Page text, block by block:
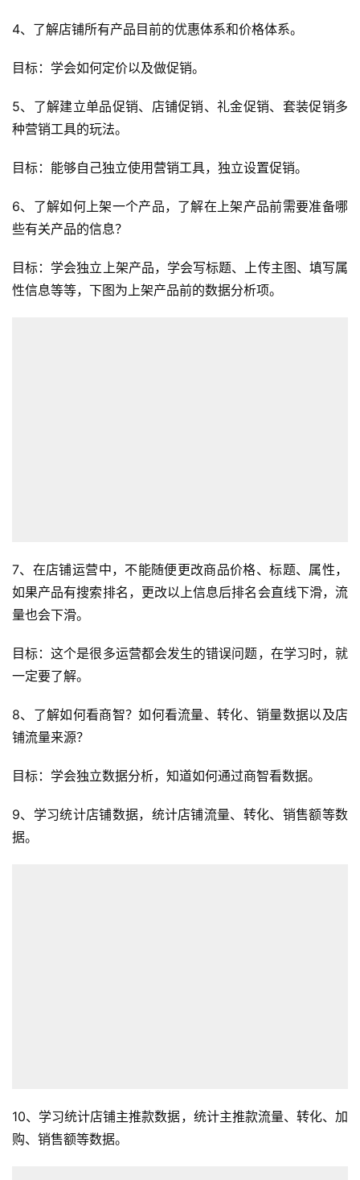
4、了解店铺所有产品目前的优惠体系和价格体系。
目标：学会如何定价以及做促销。
5、了解建立单品促销、店铺促销、礼金促销、套装促销多
种营销工具的玩法。
目标：能够自己独立使用营销工具，独立设置促销。
6、了解如何上架一个产品，了解在上架产品前需要准备哪
些有关产品的信息？
目标：学会独立上架产品，学会写标题、上传主图、填写属
性信息等等，下图为上架产品前的数据分析项。
7、在店铺运营中，不能随便更改商品价格、标题、属性，
如果产品有搜索排名，更改以上信息后排名会直线下滑，流
量也会下滑。
目标：这个是很多运营都会发生的错误问题，在学习时，就
一定要了解。
8、了解如何看商智？如何看流量、转化、销量数据以及店
铺流量来源？
目标：学会独立数据分析，知道如何通过商智看数据。
9、学习统计店铺数据，统计店铺流量、转化、销售额等数
据。
10、学习统计店铺主推款数据，统计主推款流量、转化、加
购、销售额等数据。